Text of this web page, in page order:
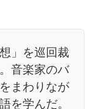
」を巡回裁
音楽家のバ
まわりなが
を学んだ。